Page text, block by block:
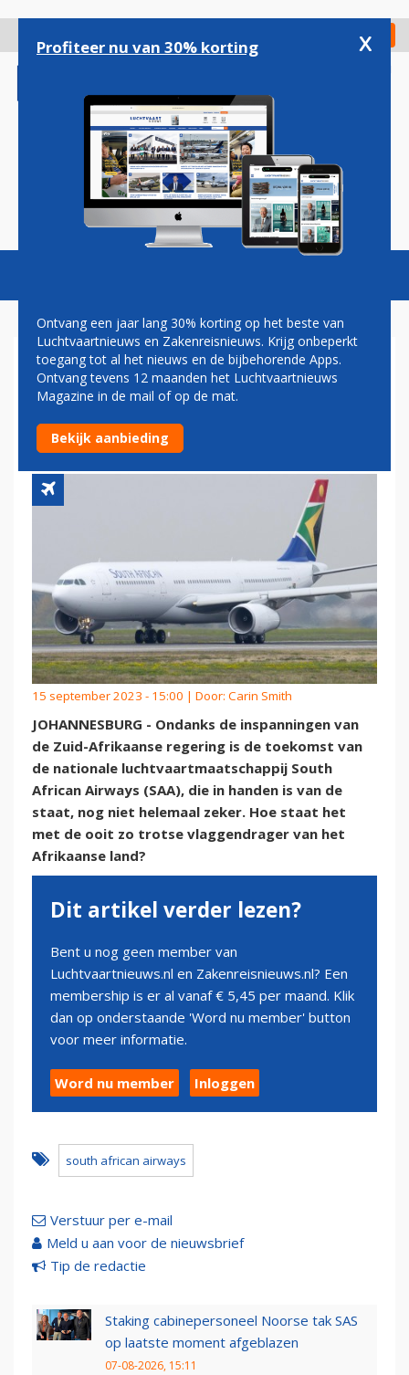
gaan
Check in
Magazine Podcasts Vacatures
ACHTERGROND: SOUTH
AFRICAN AIRWAYS NOG NIET
UIT GEVARENZONE
15 september 2023 - 15:00 | Door: Carin Smith
JOHANNESBURG - Ondanks de inspanningen van
de Zuid-Afrikaanse regering is de toekomst van
de nationale luchtvaartmaatschappij South
African Airways (SAA), die in handen is van de
staat, nog niet helemaal zeker. Hoe staat het
met de ooit zo trotse vlaggendrager van het
Afrikaanse land?
Dit artikel verder lezen?
Bent u nog geen member van
Luchtvaartnieuws.nl en Zakenreisnieuws.nl? Een
membership is er al vanaf € 5,45 per maand. Klik
dan op onderstaande 'Word nu member' button
voor meer informatie.
Word nu member Inloggen
south african airways
Verstuur per e-mail
Meld u aan voor de nieuwsbrief
Tip de redactie
Staking cabinepersoneel Noorse tak SAS
op laatste moment afgeblazen
07-08-2026, 15:11
Profiteer nu van 30% korting x
Ontvang een jaar lang 30% korting op het beste van
Luchtvaartnieuws en Zakenreisnieuws. Krijg onbeperkt
toegang tot al het nieuws en de bijbehorende Apps.
Ontvang tevens 12 maanden het Luchtvaartnieuws
Magazine in de mail of op de mat.
Bekijk aanbieding